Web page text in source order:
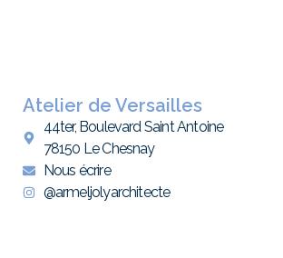
Atelier de Versailles
44ter, Boulevard Saint Antoine
78150 Le Chesnay
Nous écrire
@armeljolyarchitecte